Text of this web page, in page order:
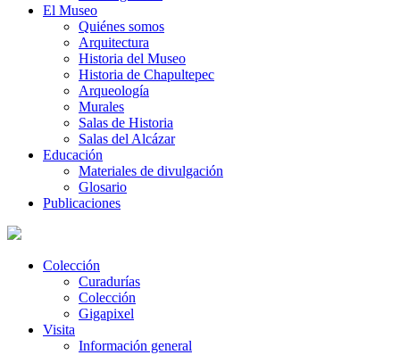
El Museo
Quiénes somos
Arquitectura
Historia del Museo
Historia de Chapultepec
Arqueología
Murales
Salas de Historia
Salas del Alcázar
Educación
Materiales de divulgación
Glosario
Publicaciones
Colección
Curadurías
Colección
Gigapixel
Visita
Información general